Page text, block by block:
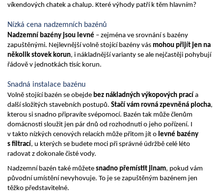
víkendových chatek a chalup. Které výhody patří k těm hlavním?
Nízká cena nadzemních bazénů
Nadzemní bazény jsou levné – zejména ve srovnání s bazény
zapuštěnými. Nejlevnější volně stojící bazény vás mohou přijít jen na
několik stovek korun, i nákladnější varianty se ale nejčastěji pohybují
řádově v jednotkách tisíc korun.
Snadná instalace bazénu
Volně stojící bazén se obejde bez nákladných výkopových prací a
další složitých stavebních postupů. Stačí vám rovná zpevněná plocha,
kterou si snadno připravíte svépomocí. Bazén tak může členům
domácnosti sloužit jen pár dnů od rozhodnutí o jeho pořízení. I
v takto nízkých cenových relacích může přitom jít o levné bazény
s filtrací, u kterých se budete moci při správné údržbě celé léto
radovat z dokonale čisté vody.
Nadzemní bazén také můžete snadno přemístit jinam, pokud vám
původní umístění nevyhovuje. To je se zapuštěným bazénem jen
těžko představitelné.